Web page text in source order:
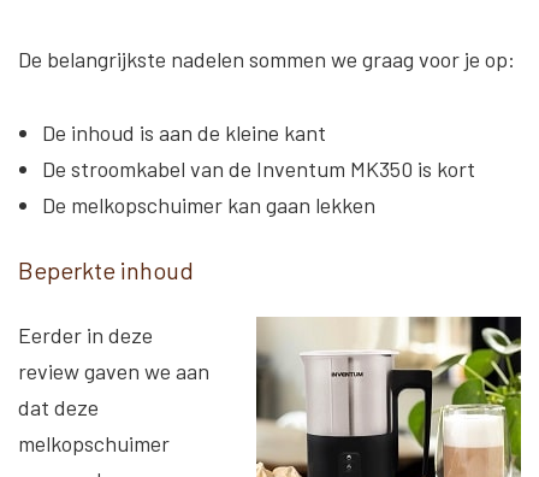
De belangrijkste nadelen sommen we graag voor je op:
De inhoud is aan de kleine kant
De stroomkabel van de Inventum MK350 is kort
De melkopschuimer kan gaan lekken
Beperkte inhoud
Eerder in deze
review gaven we aan
dat deze
melkopschuimer